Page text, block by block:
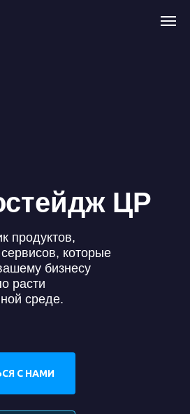
продуктов,
которые
бизнесу
расти
среде.
ЦР
С НАМИ